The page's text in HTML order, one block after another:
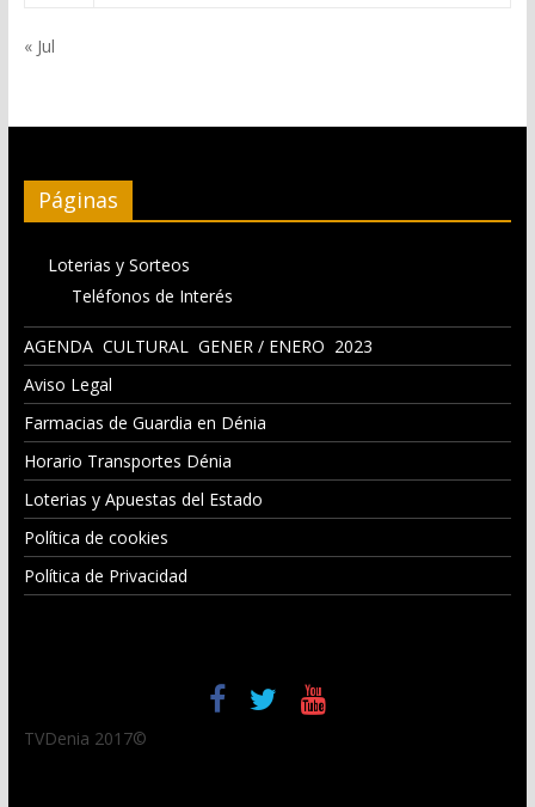
« Jul
Páginas
Loterias y Sorteos
Teléfonos de Interés
AGENDA CULTURAL GENER / ENERO 2023
Aviso Legal
Farmacias de Guardia en Dénia
Horario Transportes Dénia
Loterias y Apuestas del Estado
Política de cookies
Política de Privacidad
TVDenia 2017©